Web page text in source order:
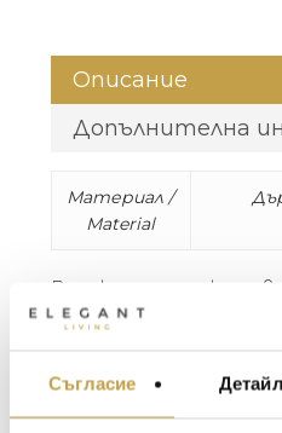
Съгласие
Описание
Допълнителна
Материал /
Material
В знак на почит към
традиция в правенето
наречена Langkawi.
антропоморфни